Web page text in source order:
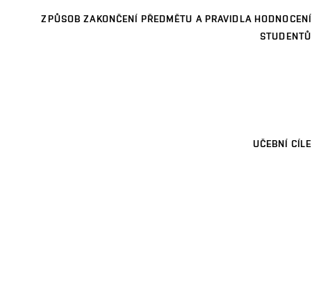
ZPŮSOB ZAKONČENÍ PŘEDMĚTU A PRAVIDLA HODNOCENÍ
STUDENTŮ
UČEBNÍ CÍLE